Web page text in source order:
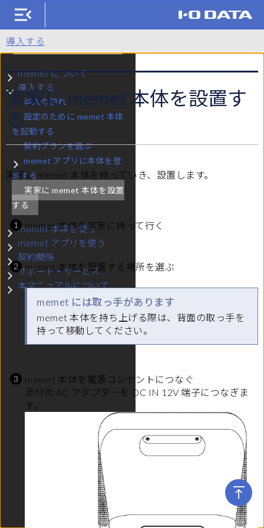
導入する
実家に memet 本体を設置す
る
実家に memet 本体を持っていき、設置します。
memet 本体を実家に持って行く
memet 本体を設置する場所を選ぶ
memet には取っ手があります
memet 本体を持ち上げる際は、背面の取っ手を
持って移動してください。
memet 本体を電源コンセントにつなぐ
添付の AC アダプターを DC IN 12V 端子につなぎま
す。
KM-ST01（memet）
検索
サブメニュー memet について
memet について
サブメニュー 導入する
導入する
導入の流れ
設定のために memet 本体
を起動する
契約プランを選ぶ
サブメニュー memet アプリに本体を登録する
memet アプリに本体を登
録する
実家に memet 本体を設置
する
サブメニュー memet 本体を使う
memet 本体を使う
サブメニュー memet アプリを使う
memet アプリを使う
サブメニュー 契約関係
契約関係
サブメニュー サポート・サービス
サポート・サービス
サブメニュー 本マニュアルについて
本マニュアルについて
06 版 © I-O DATA DEVICE, INC